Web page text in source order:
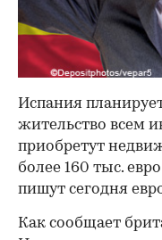
Испания
жительство всем
приобретут
более 160 тыс.
пишут сегодня
Как сообщает